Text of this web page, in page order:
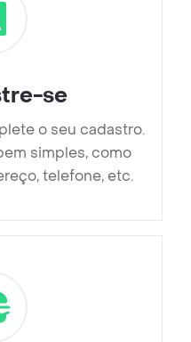
se
o seu cadastro.
simples, como
telefone, etc.